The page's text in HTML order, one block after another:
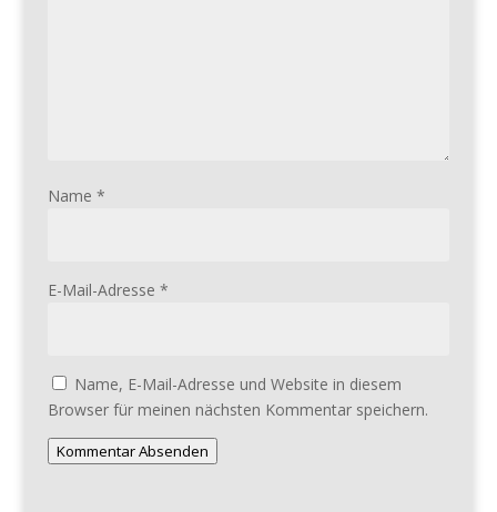
Name *
E-Mail-Adresse *
Name, E-Mail-Adresse und Website in diesem
Browser für meinen nächsten Kommentar speichern.
Kommentar Absenden